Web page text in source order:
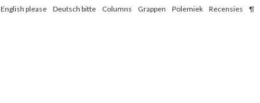
English please Deutsch bitte Columns Grappen Polemiek Recensies ¶